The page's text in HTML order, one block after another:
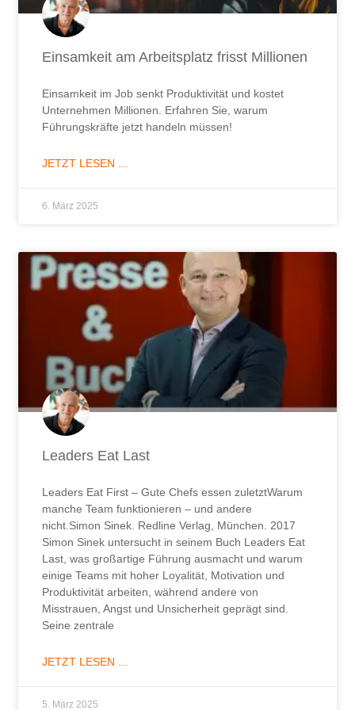
Einsamkeit am Arbeitsplatz frisst Millionen
Einsamkeit im Job senkt Produktivität und kostet
Unternehmen Millionen. Erfahren Sie, warum
Führungskräfte jetzt handeln müssen!
JETZT LESEN ...
6. März 2025
Leaders Eat Last
Leaders Eat First – Gute Chefs essen zuletztWarum
manche Team funktionieren – und andere
nicht.Simon Sinek. Redline Verlag, München. 2017
Simon Sinek untersucht in seinem Buch Leaders Eat
Last, was großartige Führung ausmacht und warum
einige Teams mit hoher Loyalität, Motivation und
Produktivität arbeiten, während andere von
Misstrauen, Angst und Unsicherheit geprägt sind.
Seine zentrale
JETZT LESEN ...
5. März 2025